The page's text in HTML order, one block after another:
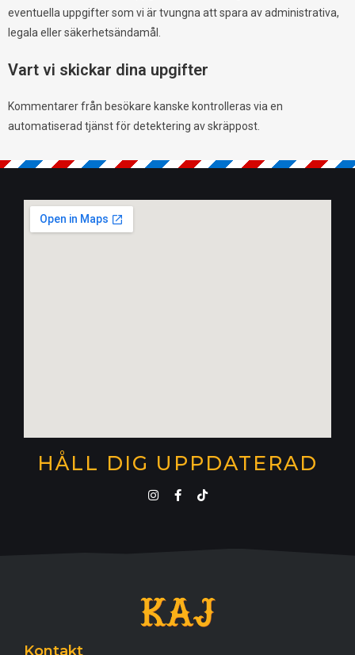
eventuella uppgifter som vi är tvungna att spara av administrativa,
legala eller säkerhetsändamål.
Vart vi skickar dina upgifter
Kommentarer från besökare kanske kontrolleras via en
automatiserad tjänst för detektering av skräppost.
HÅLL DIG UPPDATERAD
Kontakt